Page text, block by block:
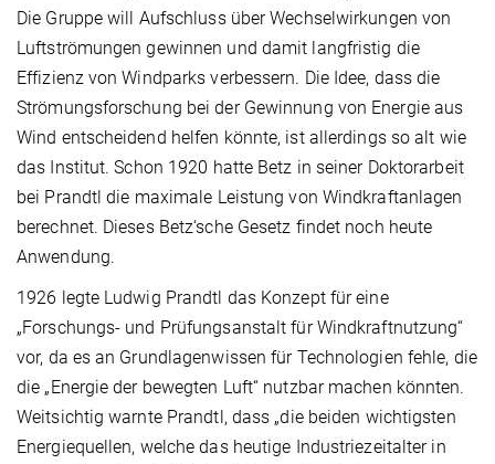
Die Gruppe will Aufschluss über Wechselwirkungen von
Luftströmungen gewinnen und damit langfristig die
Effizienz von Windparks verbessern. Die Idee, dass die
Strömungsforschung bei der Gewinnung von Energie aus
Wind entscheidend helfen könnte, ist allerdings so alt wie
das Institut. Schon 1920 hatte Betz in seiner Doktorarbeit
bei Prandtl die maximale Leistung von Windkraftanlagen
berechnet. Dieses Betz‘sche Gesetz findet noch heute
Anwendung.
1926 legte Ludwig Prandtl das Konzept für eine
„Forschungs- und Prüfungsanstalt für Windkraftnutzung“
vor, da es an Grundlagenwissen für Technologien fehle, die
die „Energie der bewegten Luft“ nutzbar machen könnten.
Weitsichtig warnte Prandtl, dass „die beiden wichtigsten
Energiequellen, welche das heutige Industriezeitalter in